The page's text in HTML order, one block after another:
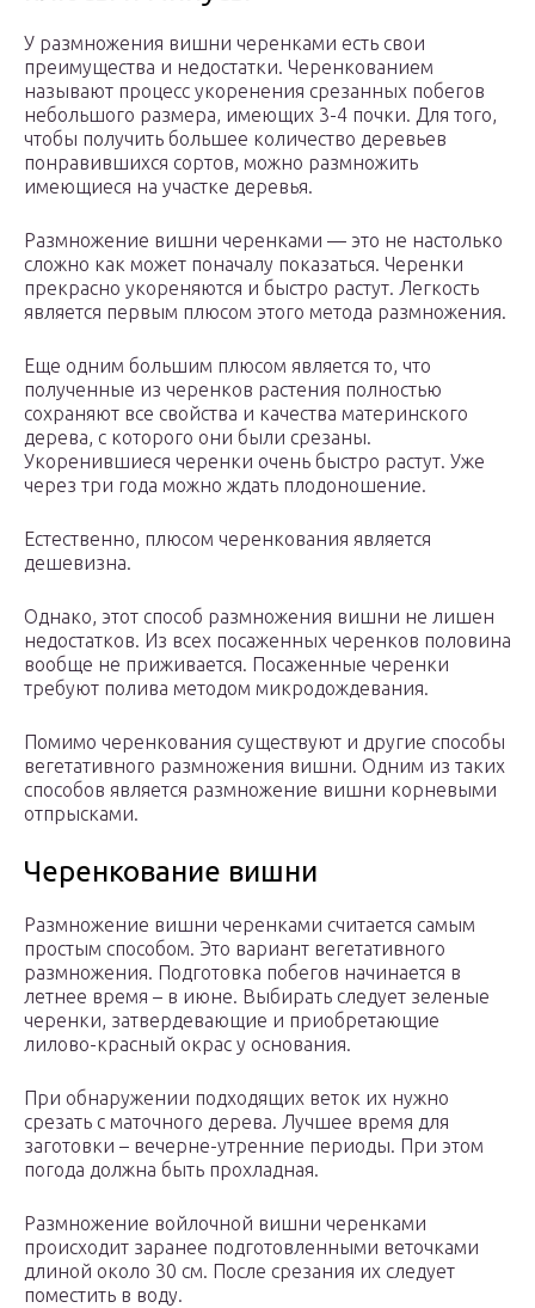
У размножения вишни черенками есть свои
преимущества и недостатки. Черенкованием
называют процесс укоренения срезанных побегов
небольшого размера, имеющих 3-4 почки. Для того,
чтобы получить большее количество деревьев
понравившихся сортов, можно размножить
имеющиеся на участке деревья.
Размножение вишни черенками — это не настолько
сложно как может поначалу показаться. Черенки
прекрасно укореняются и быстро растут. Легкость
является первым плюсом этого метода размножения.
Еще одним большим плюсом является то, что
полученные из черенков растения полностью
сохраняют все свойства и качества материнского
дерева, с которого они были срезаны.
Укоренившиеся черенки очень быстро растут. Уже
через три года можно ждать плодоношение.
Естественно, плюсом черенкования является
дешевизна.
Однако, этот способ размножения вишни не лишен
недостатков. Из всех посаженных черенков половина
вообще не приживается. Посаженные черенки
требуют полива методом микродождевания.
Помимо черенкования существуют и другие способы
вегетативного размножения вишни. Одним из таких
способов является размножение вишни корневыми
отпрысками.
Черенкование вишни
Размножение вишни черенками считается самым
простым способом. Это вариант вегетативного
размножения. Подготовка побегов начинается в
летнее время – в июне. Выбирать следует зеленые
черенки, затвердевающие и приобретающие
лилово-красный окрас у основания.
При обнаружении подходящих веток их нужно
срезать с маточного дерева. Лучшее время для
заготовки – вечерне-утренние периоды. При этом
погода должна быть прохладная.
Размножение войлочной вишни черенками
происходит заранее подготовленными веточками
длиной около 30 см. После срезания их следует
поместить в воду.